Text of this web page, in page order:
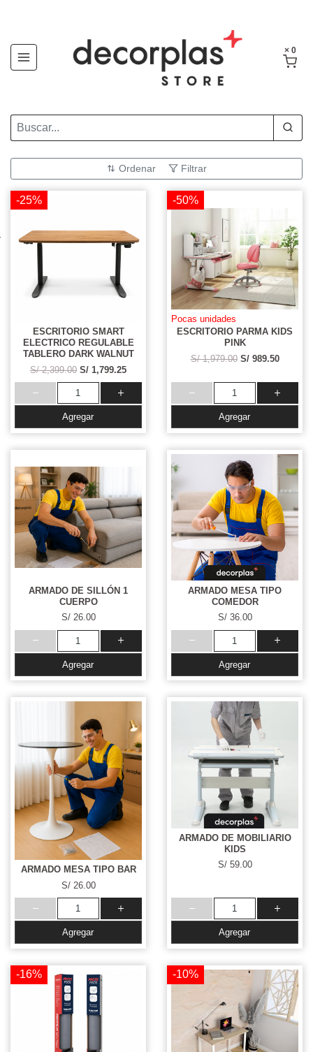
× 0
Ordenar Filtrar
-25%
ESCRITORIO SMART
ELECTRICO REGULABLE
TABLERO DARK WALNUT
S/ 2,399.00 S/ 1,799.25
Agregar
-50%
Pocas unidades
ESCRITORIO PARMA KIDS
PINK
S/ 1,979.00 S/ 989.50
Agregar
ARMADO DE SILLÓN 1
CUERPO
S/ 26.00
Agregar
ARMADO MESA TIPO
COMEDOR
S/ 36.00
Agregar
ARMADO MESA TIPO BAR
S/ 26.00
Agregar
ARMADO DE MOBILIARIO
KIDS
S/ 59.00
Agregar
-16% -10%